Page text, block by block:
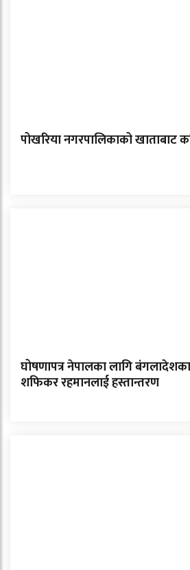
पोखरिया नगरपालिकाको खाताबाट
घोषणापत्र नेपालका लागि
शफिकर रहमानलाई हस्तान्तरण